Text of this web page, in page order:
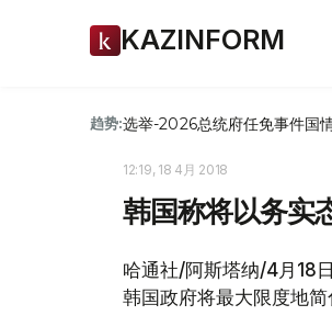
KAZINFORM
趋势:选举-2026总统府任免事件国
12:19, 18 4月 2018
韩国称将以务实
哈通社/阿斯塔纳/4月18
韩国政府将最大限度地